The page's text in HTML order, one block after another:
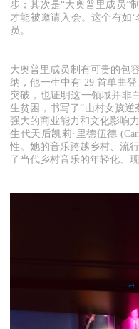
步；其次是“大奥普里成员”
才能被邀请入会。这个有如
员。
大奥普里成员制有可贵的包
纳，他一生中有 29 首单曲
突破，也证明这一领域并非
生贫困，书写了“山村女孩
强大的商业能力和文化影响
生代天后凯莉·里德伍德
性。她的音乐跨越乡村、流
了当代乡村音乐的年轻化、